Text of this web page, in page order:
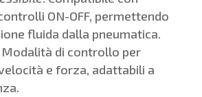
ON-OFF, permettendo
fluida dalla pneumatica.
Modalità di controllo per
e forza, adattabili a